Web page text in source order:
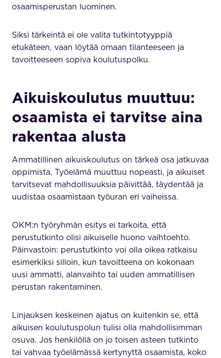
osaamisperustan luominen.
Siksi tärkeintä ei ole valita tutkintotyyppiä
etukäteen, vaan löytää omaan tilanteeseen ja
tavoitteeseen sopiva koulutuspolku.
Aikuiskoulutus muuttuu:
osaamista ei tarvitse aina
rakentaa alusta
Ammatillinen aikuiskoulutus on tärkeä osa jatkuvaa
oppimista. Työelämä muuttuu nopeasti, ja aikuiset
tarvitsevat mahdollisuuksia päivittää, täydentää ja
uudistaa osaamistaan työuran eri vaiheissa.
OKM:n työryhmän esitys ei tarkoita, että
perustutkinto olisi aikuiselle huono vaihtoehto.
Päinvastoin: perustutkinto voi olla oikea ratkaisu
esimerkiksi silloin, kun tavoitteena on kokonaan
uusi ammatti, alanvaihto tai uuden ammatillisen
perustan rakentaminen.
Linjauksen keskeinen ajatus on kuitenkin se, että
aikuisen koulutuspolun tulisi olla mahdollisimman
osuva. Jos henkilöllä on jo toisen asteen tutkinto
tai vahvaa työelämässä kertynyttä osaamista, koko